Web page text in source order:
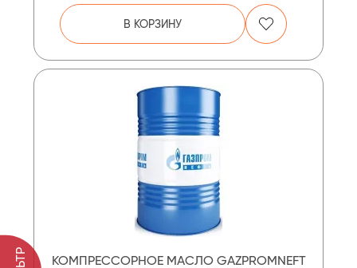
В КОРЗИНУ
КОМПРЕССОРНОЕ МАСЛО GAZPROMNEFT